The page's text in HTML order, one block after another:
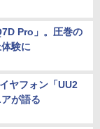
Pro」。圧巻の
験に
ヤフォン「UU2
が語る